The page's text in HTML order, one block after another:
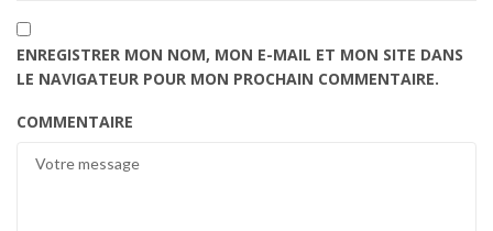
ENREGISTRER MON NOM, MON E-MAIL ET MON SITE DANS
LE NAVIGATEUR POUR MON PROCHAIN COMMENTAIRE.
COMMENTAIRE